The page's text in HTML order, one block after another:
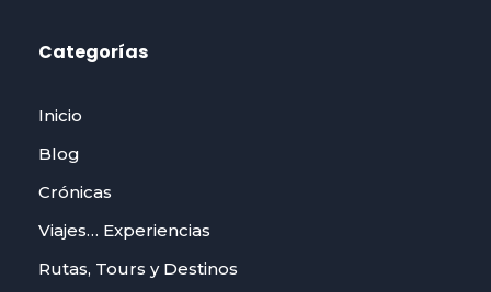
Categorías
Inicio
Blog
Crónicas
Viajes… Experiencias
Rutas, Tours y Destinos